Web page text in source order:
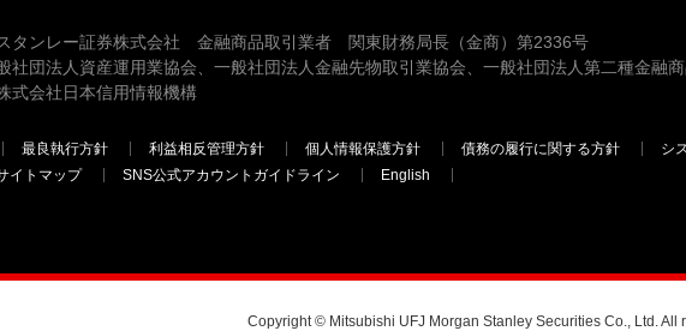
タンレー証券株式会社 金融商品取引業者 関東財務局長（金商）第2336号
社団法人資産運用業協会、一般社団法人金融先物取引業協会、一般社団法人第二種金融
式会社日本信用情報機構
最良執行方針 利益相反管理方針 個人情報保護方針 債務の履行に関する方針 シ
イトマップ SNS公式アカウントガイドライン English
Copyright © Mitsubishi UFJ Morgan Stanley Securities Co., Ltd. All